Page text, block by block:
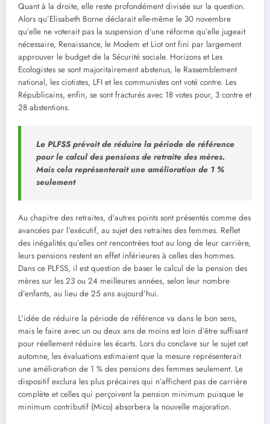
Quant à la droite, elle reste profondément divisée sur la question.
Alors qu’Elisabeth Borne déclarait elle-même le 30 novembre
qu’elle ne voterait pas la suspension d’une réforme qu’elle jugeait
nécessaire, Renaissance, le Modem et Liot ont fini par largement
approuver le budget de la Sécurité sociale. Horizons et Les
Ecologistes se sont majoritairement abstenus, le Rassemblement
national, les ciotistes, LFI et les communistes ont voté contre. Les
Républicains, enfin, se sont fracturés avec 18 votes pour, 3 contre et
28 abstentions.
Le PLFSS prévoit de réduire la période de référence
pour le calcul des pensions de retraite des mères.
Mais cela représenterait une amélioration de 1 %
seulement
Au chapitre des retraites, d’autres points sont présentés comme des
avancées par l’exécutif, au sujet des retraites des femmes. Reflet
des inégalités qu’elles ont rencontrées tout au long de leur carrière,
leurs pensions restent en effet inférieures à celles des hommes.
Dans ce PLFSS, il est question de baser le calcul de la pension des
mères sur les 23 ou 24 meilleures années, selon leur nombre
d’enfants, au lieu de 25 ans aujourd’hui.
L’idée de réduire la période de référence va dans le bon sens,
mais le faire avec un ou deux ans de moins est loin d’être suffisant
pour réellement réduire les écarts. Lors du conclave sur le sujet cet
automne, les évaluations estimaient que la mesure représenterait
une amélioration de 1 % des pensions des femmes seulement. Le
dispositif exclura les plus précaires qui n’affichent pas de carrière
complète et celles qui perçoivent la pension minimum puisque le
minimum contributif (Mico) absorbera la nouvelle majoration.